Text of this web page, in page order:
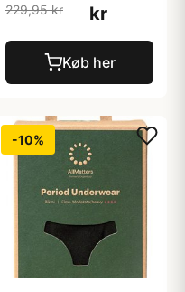
229,95 kr
kr
Køb her
-10%